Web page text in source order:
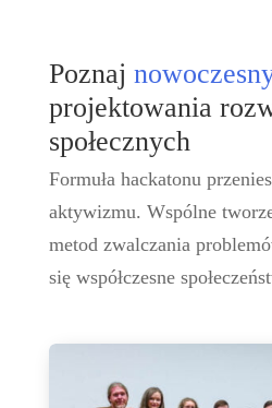
Poznaj
projektowania
społecznych
Formuła hackatonu
aktywizmu. Wspólne
metod zwalczania
się współczesne